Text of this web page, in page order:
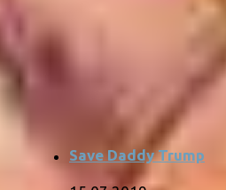
Save Daddy Trump